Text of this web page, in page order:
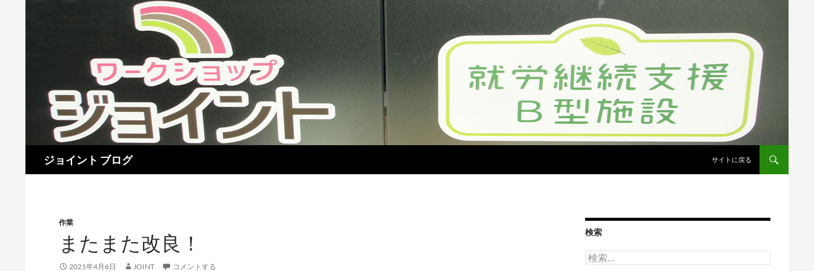
ジョイント ブログ
サイトに戻る
作業
またまた改良！
2021年4月6日 JOINT コメントする
検索
検
索: